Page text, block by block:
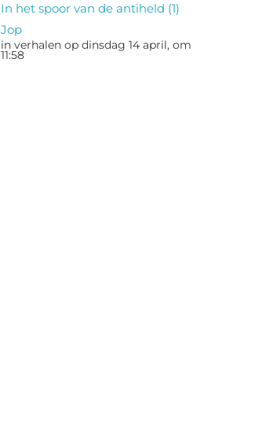
In het spoor van de antiheld (1)
Jop
in verhalen op dinsdag 14 april, om
11:58